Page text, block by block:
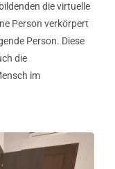
die virtuelle
Person verkörpert
Person. Diese
die
im